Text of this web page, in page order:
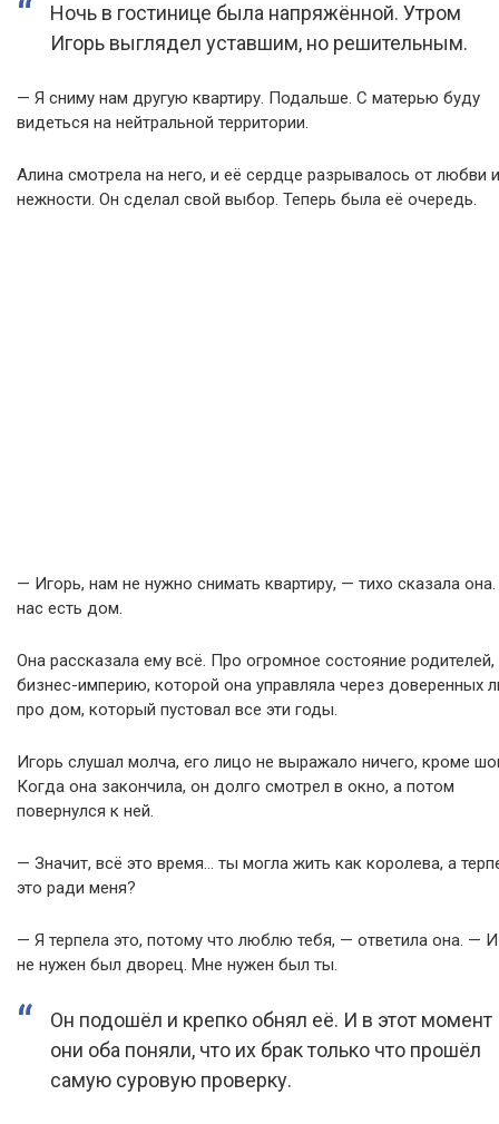
Ночь в гостинице была напряжённой. Утром
Игорь выглядел уставшим, но решительным.
— Я сниму нам другую квартиру. Подальше. С матерью буду
видеться на нейтральной территории.
Алина смотрела на него, и её сердце разрывалось от любви и
нежности. Он сделал свой выбор. Теперь была её очередь.
— Игорь, нам не нужно снимать квартиру, — тихо сказала
нас есть дом.
Она рассказала ему всё. Про огромное состояние родителей,
бизнес-империю, которой она управляла через доверенных
про дом, который пустовал все эти годы.
Игорь слушал молча, его лицо не выражало ничего, кроме
Когда она закончила, он долго смотрел в окно, а потом
повернулся к ней.
— Значит, всё это время… ты могла жить как королева, а
это ради меня?
— Я терпела это, потому что люблю тебя, — ответила она. —
не нужен был дворец. Мне нужен был ты.
Он подошёл и крепко обнял её. И в этот момент
они оба поняли, что их брак только что прошёл
самую суровую проверку.